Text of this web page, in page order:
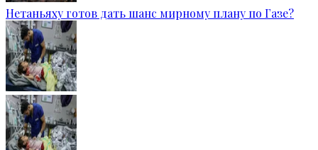
Нетаньяху готов дать шанс мирному плану по Газе?